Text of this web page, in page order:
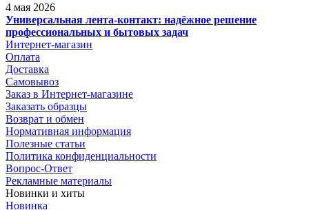
4 мая 2026
Универсальная лента-контакт: надёжное решение
профессиональных и бытовых задач
Интернет-магазин
Оплата
Доставка
Самовывоз
Заказ в Интернет-магазине
Заказать образцы
Возврат и обмен
Нормативная информация
Полезные статьи
Политика конфиденциальности
Вопрос-Ответ
Рекламные материалы
Новинки и хиты
Новинка